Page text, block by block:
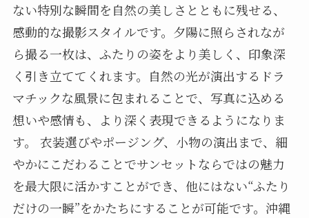
ない特別な瞬間を自然の美しさとともに残せる、
感動的な撮影スタイルです。夕陽に照らされなが
ら撮る一枚は、ふたりの姿をより美しく、印象深
く引き立ててくれます。自然の光が演出するドラ
マチックな風景に包まれることで、写真に込める
想いや感情も、より深く表現できるようになりま
す。 衣装選びやポージング、小物の演出まで、細
やかにこだわることでサンセットならではの魅力
を最大限に活かすことができ、他にはない“ふたり
だけの一瞬”をかたちにすることが可能です。沖縄